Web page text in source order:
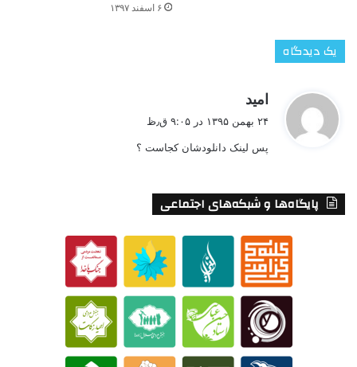
۶ اسفند ۱۳۹۷
یک دیدگاه
امید
ت
:
۲۴ بهمن ۱۳۹۵ در ۹:۰۵ ق٫ظ
پس لینک دانلودشان کجاست ؟
پایگاه‌ها و شبکه‌های اجتماعی